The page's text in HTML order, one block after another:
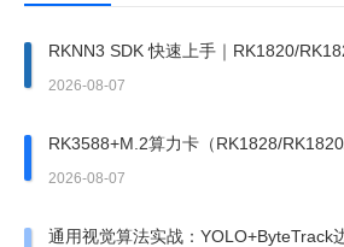
RKNN3 SDK 快速上手｜RK1820/
署完整步骤
2026-08-07
RK3588+M.2算力卡（RK1828/
2026-08-07
通用视觉算法实战：YOLO+ByteTrack